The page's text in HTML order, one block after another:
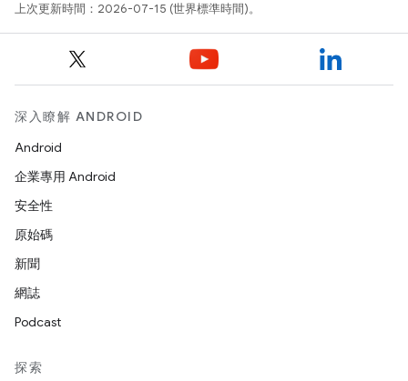
上次更新時間：2026-07-15 (世界標準時間)。
深入瞭解 ANDROID
Android
企業專用 Android
安全性
原始碼
新聞
網誌
Podcast
探索